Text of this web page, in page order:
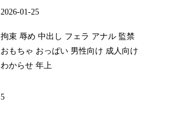
2026-01-25
拘束 辱め 中出し フェラ アナル 監禁
おもちゃ おっぱい 男性向け 成人向け
わからせ 年上
5